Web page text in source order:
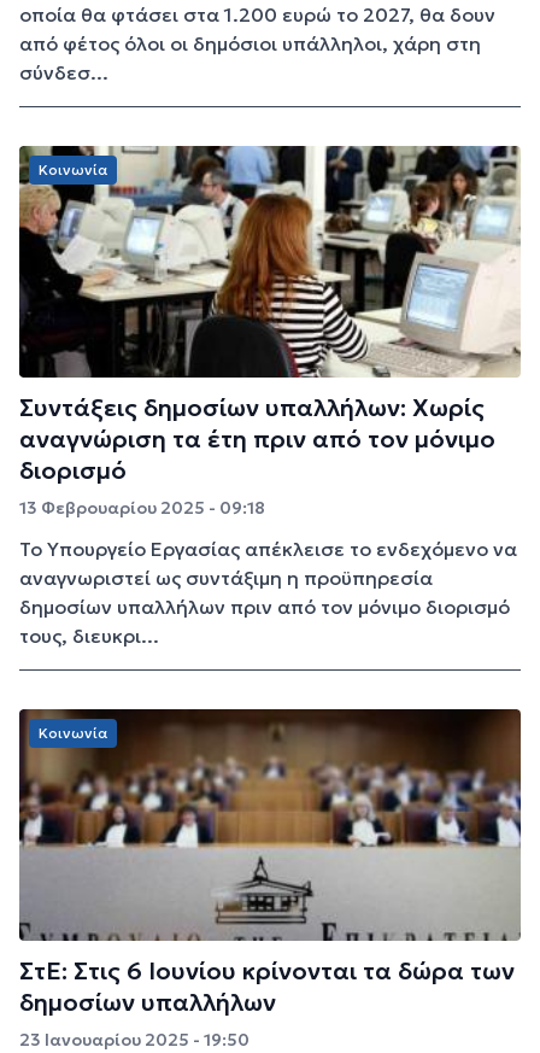
οποία θα φτάσει στα 1.200 ευρώ το 2027, θα δουν
από φέτος όλοι οι δημόσιοι υπάλληλοι, χάρη στη
σύνδεσ...
Κοινωνία
Συντάξεις δημοσίων υπαλλήλων: Χωρίς
αναγνώριση τα έτη πριν από τον μόνιμο
διορισμό
13 Φεβρουαρίου 2025 - 09:18
Το Υπουργείο Εργασίας απέκλεισε το ενδεχόμενο να
αναγνωριστεί ως συντάξιμη η προϋπηρεσία
δημοσίων υπαλλήλων πριν από τον μόνιμο διορισμό
τους, διευκρι...
Κοινωνία
ΣτΕ: Στις 6 Ιουνίου κρίνoνται τα δώρα των
δημοσίων υπαλλήλων
23 Ιανουαρίου 2025 - 19:50